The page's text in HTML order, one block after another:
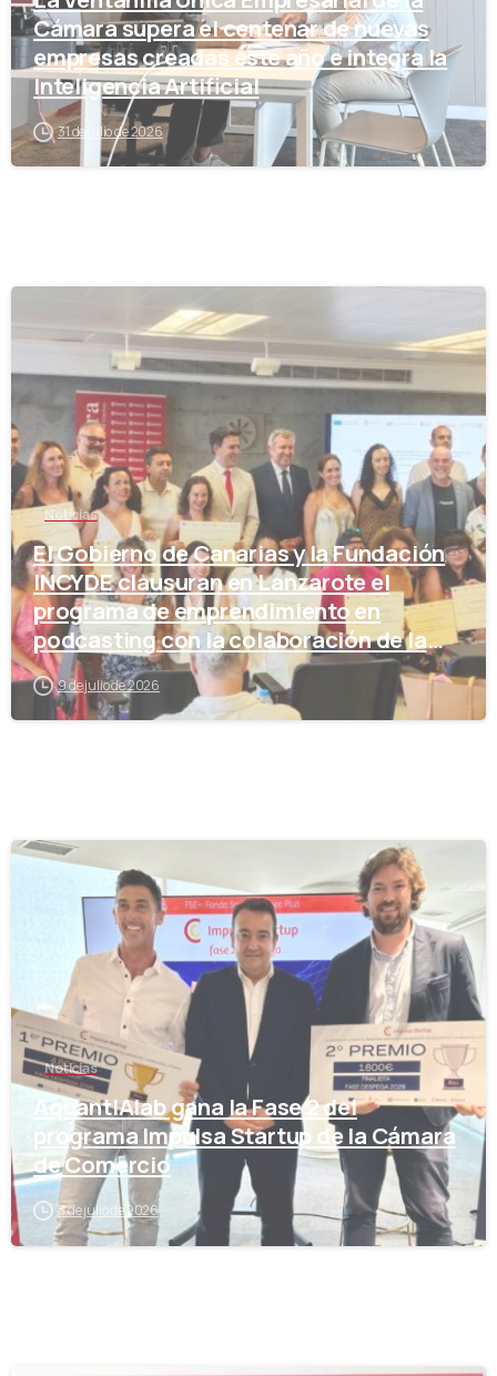
Cámara supera el centenar de nuevas
empresas creadas este año e integra la
Inteligencia Artificial
31 de julio de 2026
Noticias
El Gobierno de Canarias y la Fundación
INCYDE clausuran en Lanzarote el
programa de emprendimiento en
podcasting con la colaboración de la
Cámara de Comercio
9 de julio de 2026
Noticias
AquantIAlab gana la Fase 2 del
programa Impulsa Startup de la Cámara
de Comercio
3 de julio de 2026